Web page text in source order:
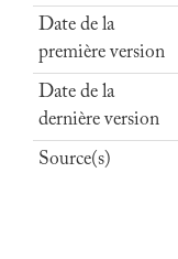
Date de la
première version
Date de la
dernière version
Source(s)